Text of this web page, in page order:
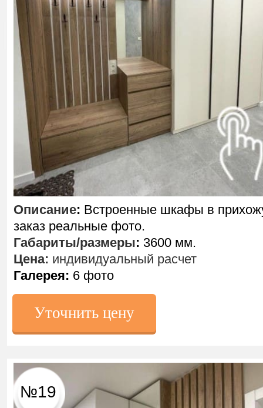
Описание: Встроенные шкафы в
заказ реальные фото.
Габариты/размеры: 3600 мм.
Цена: индивидуальный расчет
Галерея: 6 фото
Уточнить цену
№19